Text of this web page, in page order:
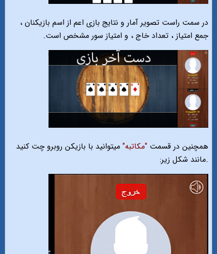
در سمت راست تصویر آمار و نتایج بازی اعم از اسم بازیکنان ،
جمع امتیاز ، تعداد خاج ، و امتیاز سور مشخص است.
همچنین در قسمت "مکاتبه" میتوانید با بازیکن روبرو چت کنید
.مانند شکل زیر: